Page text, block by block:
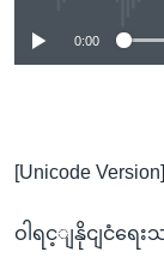
0:00
[Unicode Version]
ဝါရင့ျနိုငျငံရေ